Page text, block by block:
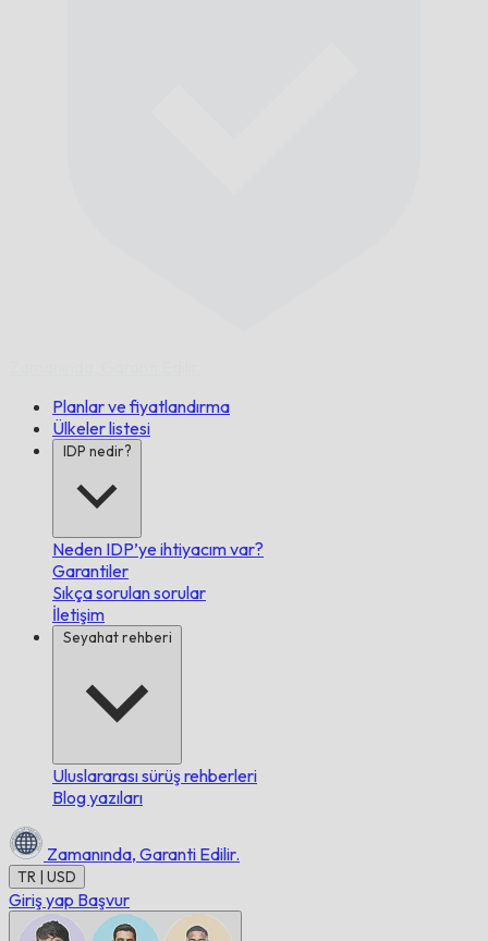
Planlar ve fiyatlandırma
Ülkeler listesi
IDP nedir?
Neden IDP’ye ihtiyacım var?
Garantiler
Sıkça sorulan sorular
İletişim
Seyahat rehberi
Uluslararası sürüş rehberleri
Blog yazıları
Zamanında, Garanti Edilir.
TR | USD
Giriş yap Başvur